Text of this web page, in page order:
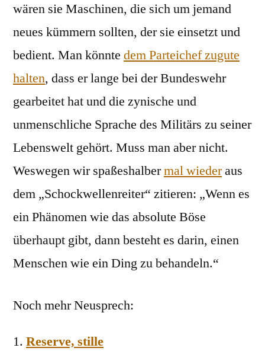
wären sie Maschinen, die sich um jemand
neues kümmern sollten, der sie einsetzt und
bedient. Man könnte dem Parteichef zugute
halten, dass er lange bei der Bundeswehr
gearbeitet hat und die zynische und
unmenschliche Sprache des Militärs zu seiner
Lebenswelt gehört. Muss man aber nicht.
Weswegen wir spaßeshalbermal wiederaus
dem „Schockwellenreiter“ zitieren: „Wenn es
ein Phänomen wie das absolute Böse
überhaupt gibt, dann besteht es darin, einen
Menschen wie ein Ding zu behandeln.“
Noch mehr Neusprech:
Reserve, stille